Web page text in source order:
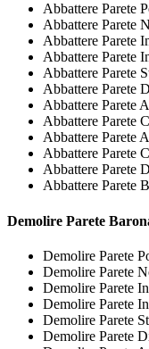
Abbattere Parete
Abbattere Parete
Abbattere Parete
Abbattere Parete
Abbattere Parete
Abbattere Parete
Abbattere Parete
Abbattere Parete
Abbattere Parete
Abbattere Parete
Abbattere Parete
Abbattere Parete
Demolire Parete
Demolire Parete
Demolire Parete
Demolire Parete
Demolire Parete
Demolire Parete
Demolire Parete